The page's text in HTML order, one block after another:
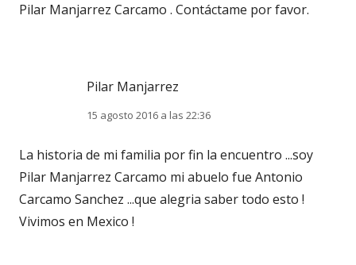
Pilar Manjarrez Carcamo . Contáctame por favor.
Pilar Manjarrez
15 agosto 2016 a las 22:36
La historia de mi familia por fin la encuentro ...soy
Pilar Manjarrez Carcamo mi abuelo fue Antonio
Carcamo Sanchez ...que alegria saber todo esto !
Vivimos en Mexico !